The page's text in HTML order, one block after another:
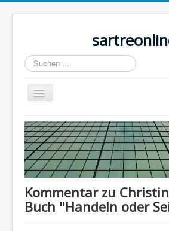
Suchen
...
Navigation
an/aus
Home
Texte
Videos
Lexika
Kommentar zu
Buch "Handeln oder